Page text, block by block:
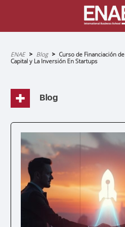
Sobrescribir
enlaces
de
navegación
ENAE Blog
Curso de Financiación
Capital y La Inversión En Startups
Blog